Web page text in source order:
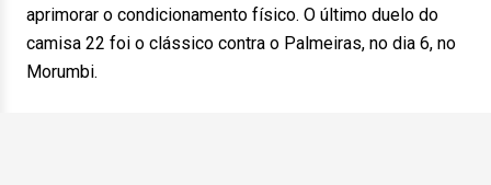
aprimorar o condicionamento físico. O último duelo do
camisa 22 foi o clássico contra o Palmeiras, no dia 6, no
Morumbi.